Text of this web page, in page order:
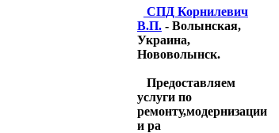
CПД Корнилевич
В.П. - Волынская,
Украина,
Нововолынск.
Предоставляем
услуги по
ремонту,модернизации
и ра